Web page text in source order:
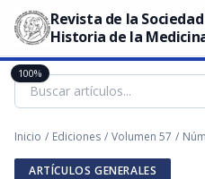
Revista de la
Historia de la
Inicio / Ediciones / Volumen 57 /
ARTÍCULOS GENERALES
100%